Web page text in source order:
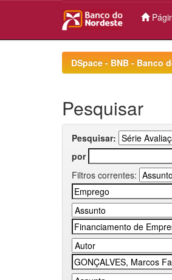
DSpace - BNB - Banco
Pesquisar
Pesquisar:
por
Filtros correntes: